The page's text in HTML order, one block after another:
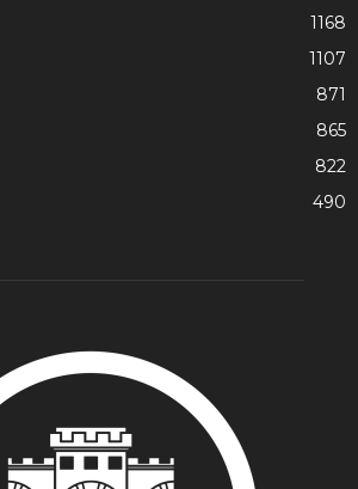
1168
1107
871
865
822
490